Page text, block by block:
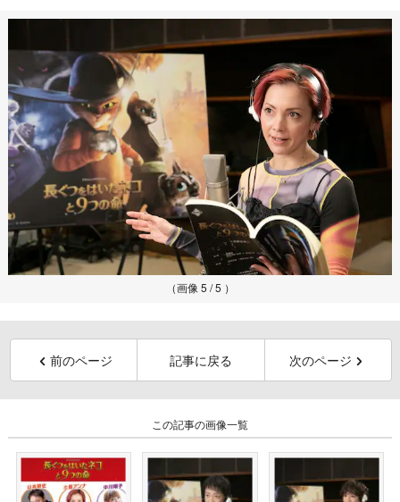
（画像 5 / 5 ）
前のページ 記事に戻る 次のページ
この記事の画像一覧